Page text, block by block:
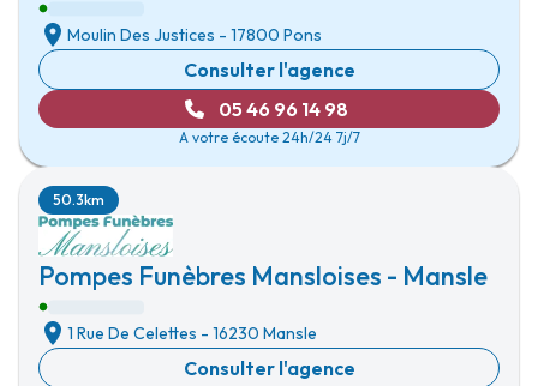
Moulin Des Justices - 17800 Pons
Consulter l'agence
05 46 96 14 98
A votre écoute 24h/24 7j/7
Pompes Funèbres Mansloises - Mansle
50.3km
1 Rue De Celettes - 16230 Mansle
Consulter l'agence